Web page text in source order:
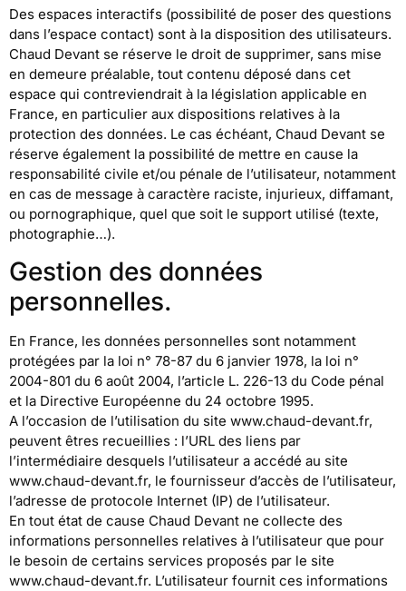
Des espaces interactifs (possibilité de poser des questions
dans l’espace contact) sont à la disposition des utilisateurs.
Chaud Devant se réserve le droit de supprimer, sans mise
en demeure préalable, tout contenu déposé dans cet
espace qui contreviendrait à la législation applicable en
France, en particulier aux dispositions relatives à la
protection des données. Le cas échéant, Chaud Devant se
réserve également la possibilité de mettre en cause la
responsabilité civile et/ou pénale de l’utilisateur, notamment
en cas de message à caractère raciste, injurieux, diffamant,
ou pornographique, quel que soit le support utilisé (texte,
photographie…).
Gestion des données
personnelles.
En France, les données personnelles sont notamment
protégées par la loi n° 78-87 du 6 janvier 1978, la loi n°
2004-801 du 6 août 2004, l’article L. 226-13 du Code pénal
et la Directive Européenne du 24 octobre 1995.
A l’occasion de l’utilisation du site www.chaud-devant.fr,
peuvent êtres recueillies : l’URL des liens par
l’intermédiaire desquels l’utilisateur a accédé au site
www.chaud-devant.fr, le fournisseur d’accès de l’utilisateur,
l’adresse de protocole Internet (IP) de l’utilisateur.
En tout état de cause Chaud Devant ne collecte des
informations personnelles relatives à l’utilisateur que pour
le besoin de certains services proposés par le site
www.chaud-devant.fr. L’utilisateur fournit ces informations